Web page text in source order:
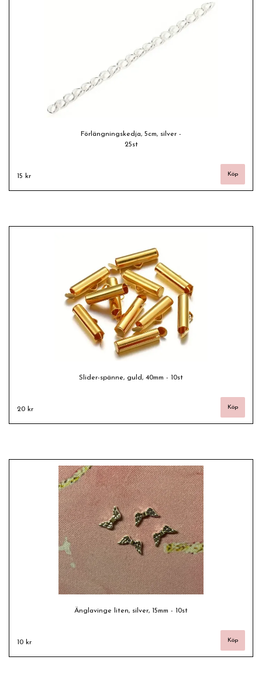
Förlängningskedja, 5cm, silver -
25st
15 kr
Slider-spänne, guld, 40mm - 10st
20 kr
Änglavinge liten, silver, 15mm - 10st
10 kr